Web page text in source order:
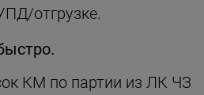
отгрузке.
КМ по партии из ЛК ЧЗ